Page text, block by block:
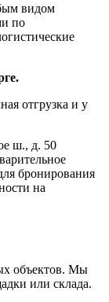
видом
по
отгрузка и у
ш., д. 50
бронирования
на
объектов. Мы
или склада.